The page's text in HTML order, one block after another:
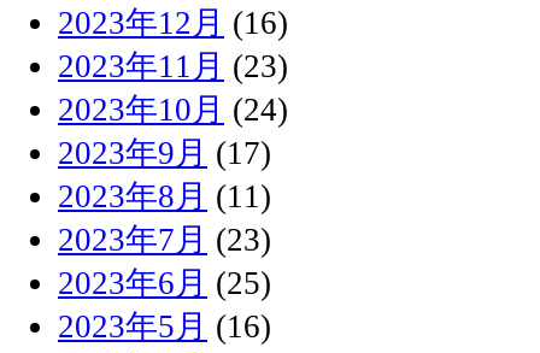
2023年12月 (16)
2023年11月 (23)
2023年10月 (24)
2023年9月 (17)
2023年8月 (11)
2023年7月 (23)
2023年6月 (25)
2023年5月 (16)